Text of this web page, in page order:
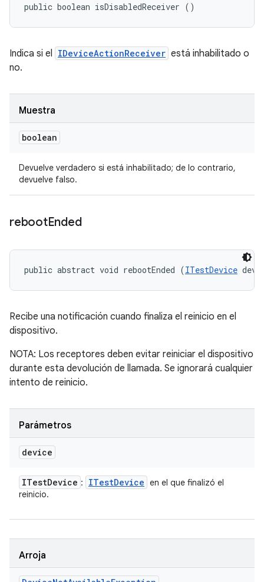
public boolean isDisabledReceiver ()
Indica si el IDeviceActionReceiver está inhabilitado o
no.
Muestra
boolean
Devuelve verdadero si está inhabilitado; de lo contrario,
devuelve falso.
rebootEnded
public abstract void rebootEnded (ITestDevice
Recibe una notificación cuando finaliza el reinicio en el
dispositivo.
NOTA: Los receptores deben evitar reiniciar el dispositivo
durante esta devolución de llamada. Se ignorará cualquier
intento de reinicio.
Parámetros
device
ITestDevice : ITestDevice en el que finalizó el
reinicio.
Arroja